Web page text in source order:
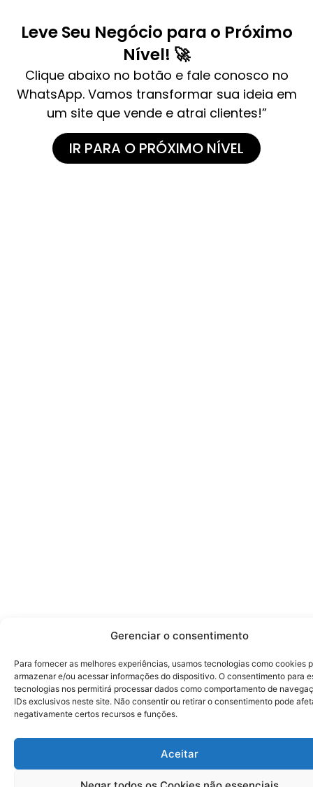
Gerenciar o consentimento
Para fornecer as melhores experiências, usamos tecnologias como cookies
armazenar e/ou acessar informações do dispositivo. O consentimento para
tecnologias nos permitirá processar dados como comportamento de
IDs exclusivos neste site. Não consentir ou retirar o consentimento pode
negativamente certos recursos e funções.
Aceitar
Leve Seu Negócio para o Próximo
Nível! 🚀
Clique abaixo no botão e fale conosco no
WhatsApp. Vamos transformar sua ideia em
um site que vende e atrai clientes!”
IR PARA O PRÓXIMO NÍVEL